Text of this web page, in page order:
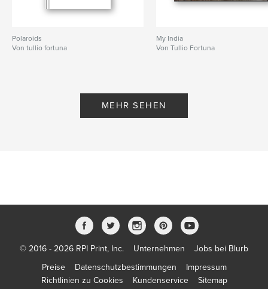
Polaroids
Von tullio fortuna
My India
Von Tullio Fortuna
MEHR SEHEN
© 2016 - 2026 RPI Print, Inc. Unternehmen
Jobs bei Blurb
Preise
Datenschutzbestimmungen
Impressum
Richtlinien zu Cookies
Kundenservice Sitemap